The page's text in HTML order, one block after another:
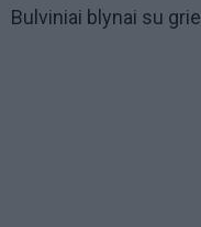
Bulviniai blynai su